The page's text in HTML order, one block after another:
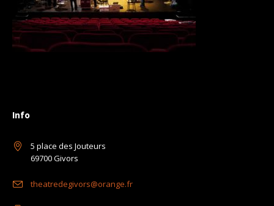
Info
5 place des Jouteurs
69700 Givors
theatredegivors@orange.fr